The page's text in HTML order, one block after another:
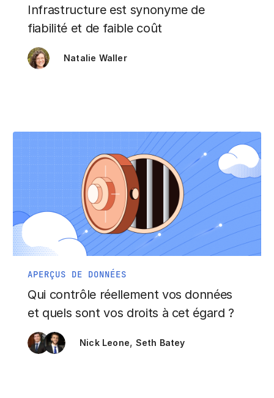
Infrastructure est synonyme de
fiabilité et de faible coût
Natalie Waller
APERÇUS DE DONNÉES
Qui contrôle réellement vos données
et quels sont vos droits à cet égard ?
Nick Leone, Seth Batey